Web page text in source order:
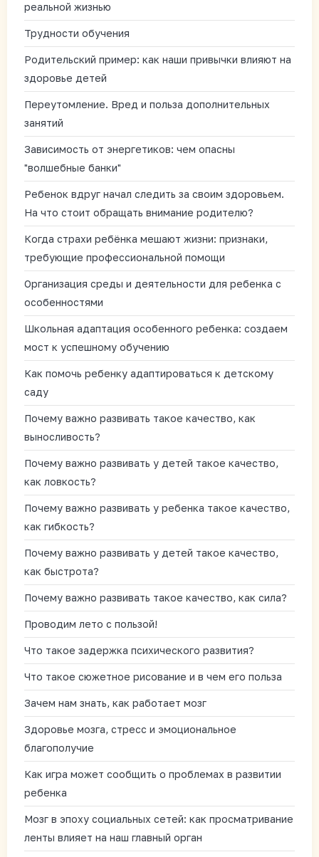
реальной жизнью
Трудности обучения
Родительский пример: как наши привычки влияют на
здоровье детей
Переутомление. Вред и польза дополнительных
занятий
Зависимость от энергетиков: чем опасны
"волшебные банки"
Ребенок вдруг начал следить за своим здоровьем.
На что стоит обращать внимание родителю?
Когда страхи ребёнка мешают жизни: признаки,
требующие профессиональной помощи
Организация среды и деятельности для ребенка с
особенностями
Школьная адаптация особенного ребенка: создаем
мост к успешному обучению
Как помочь ребенку адаптироваться к детскому
саду
Почему важно развивать такое качество, как
выносливость?
Почему важно развивать у детей такое качество,
как ловкость?
Почему важно развивать у ребенка такое качество,
как гибкость?
Почему важно развивать у детей такое качество,
как быстрота?
Почему важно развивать такое качество, как сила?
Проводим лето с пользой!
Что такое задержка психического развития?
Что такое сюжетное рисование и в чем его польза
Зачем нам знать, как работает мозг
Здоровье мозга, стресс и эмоциональное
благополучие
Как игра может сообщить о проблемах в развитии
ребенка
Мозг в эпоху социальных сетей: как просматривание
ленты влияет на наш главный орган